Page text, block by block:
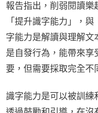
報告指出，削弱閱讀樂
「提升識字能力」，
字能力是解讀與理解文
是自發行為，能帶來享
要，但需要採取完全不
識字能力是可以被訓練